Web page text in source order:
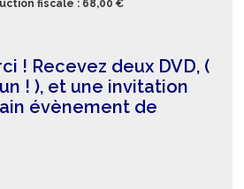
fiscale : 68,00 €
! Recevez deux DVD, (
! ), et une invitation
évènement de